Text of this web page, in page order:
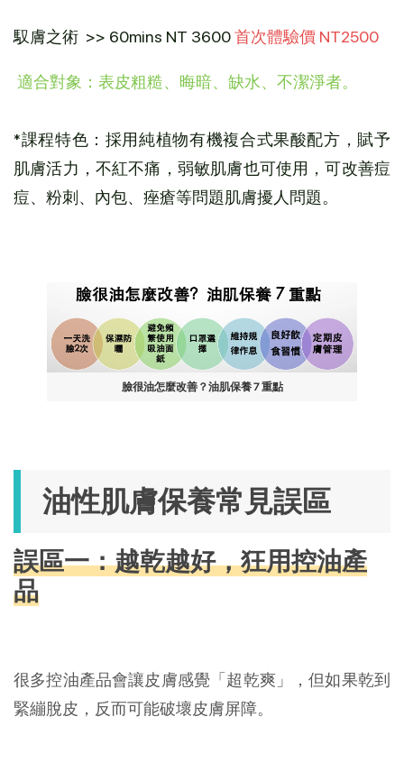
馭膚之術 >> 60mins NT 3600首次體驗價 NT2500
適合對象：表皮粗糙、晦暗、缺水、不潔淨者。
*課程特色：採用純植物有機複合式果酸配方，賦予
肌膚活力，不紅不痛，弱敏肌膚也可使用，可改善痘
痘、粉刺、內包、痤瘡等問題肌膚擾人問題。
臉很油怎麼改善？油肌保養 7 重點
油性肌膚保養常見誤區
誤區一：越乾越好，狂用控油產
品
很多控油產品會讓皮膚感覺「超乾爽」，但如果乾到
緊繃脫皮，反而可能破壞皮膚屏障。